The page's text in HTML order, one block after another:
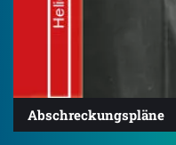
Abschreckungspläne